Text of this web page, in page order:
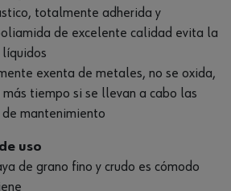
totalmente adherida y
de excelente calidad evita la
exenta de metales, no se oxida,
tiempo si se llevan a cabo las
mantenimiento
uso
de grano fino y crudo es cómodo